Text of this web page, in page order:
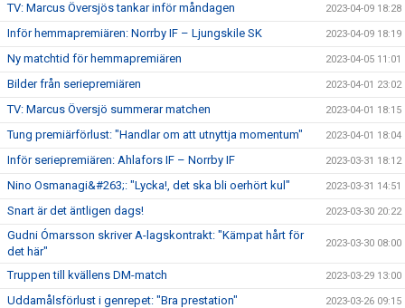
TV: Marcus Översjös tankar inför måndagen 2023-04-09 18:28
Inför hemmapremiären: Norrby IF – Ljungskile SK 2023-04-09 18:19
Ny matchtid för hemmapremiären 2023-04-05 11:01
Bilder från seriepremiären 2023-04-01 23:02
TV: Marcus Översjö summerar matchen 2023-04-01 18:15
Tung premiärförlust: "Handlar om att utnyttja momentum" 2023-04-01 18:04
Inför seriepremiären: Ahlafors IF – Norrby IF 2023-03-31 18:12
Nino Osmanagi&#263;: "Lycka!, det ska bli oerhört kul" 2023-03-31 14:51
Snart är det äntligen dags! 2023-03-30 20:22
Gudni Ómarsson skriver A-lagskontrakt: "Kämpat hårt för
det här"
2023-03-30 08:00
Truppen till kvällens DM-match 2023-03-29 13:00
Uddamålsförlust i genrepet: "Bra prestation" 2023-03-26 09:15